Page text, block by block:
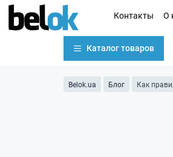
Контакты О
Каталог товаров
Belok.ua Блог Как